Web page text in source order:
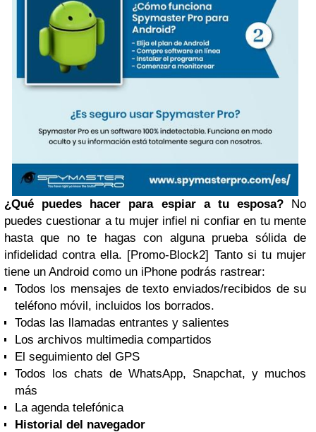
¿Qué puedes hacer para espiar a tu esposa?
No
puedes cuestionar a tu mujer infiel ni confiar en tu mente
hasta que no te hagas con alguna prueba sólida de
infidelidad contra ella. [Promo-Block2] Tanto si tu mujer
tiene un Android como un iPhone podrás rastrear:
Todos los mensajes de texto enviados/recibidos de su
teléfono móvil, incluidos los borrados.
Todas las llamadas entrantes y salientes
Los archivos multimedia compartidos
El seguimiento del GPS
Todos los chats de WhatsApp, Snapchat, y muchos
más
La agenda telefónica
Historial del navegador